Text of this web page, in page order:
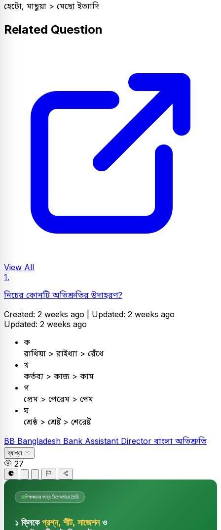
হেটো, মাছুয়া > মেছো ইত্যাদি
Related Question
View All
1.
নিচের কোনটি অভিশ্রুতির উদাহরণ?
Created: 2 weeks ago | Updated: 2 weeks ago
Updated: 2 weeks ago
ক
রাধিয়া > রাইধ্যা > রেঁধে
খ
কর্তব্য > কাজ > কাম
গ
প্রেম > পেরেম > পেম
ঘ
শ্রেষ্ঠ > শ্রেষ্ট > শেরেষ্ট
BB Bangladesh Bank Assistant Director বাংলা অভিশ্রুতি
ব্যাখ্যা
27
শিক্ষকদের জন্য বিশেষভাবে তৈরি
১ ক্লিকে প্রশ্ন, শীট, সাজেশনও